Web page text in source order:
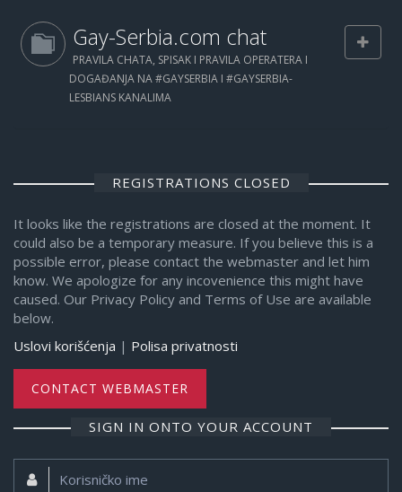
Gay-Serbia.com chat
PRAVILA CHATA, SPISAK I PRAVILA OPERATERA I
DOGAĐANJA NA #GAYSERBIA I #GAYSERBIA-
LESBIANS KANALIMA
REGISTRATIONS CLOSED
It looks like the registrations are closed at the moment. It
could also be a temporary measure. If you believe this is a
possible error, please contact the webmaster and let him
know. We apologize for any incovenience this might have
caused. Our Privacy Policy and Terms of Use are available
below.
Uslovi korišćenja | Polisa privatnosti
CONTACT WEBMASTER
SIGN IN ONTO YOUR ACCOUNT
Korisničko